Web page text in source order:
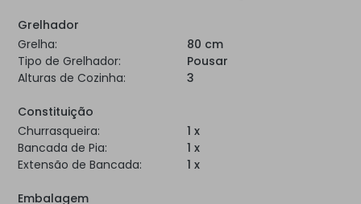
Grelhador
Grelha:
80 cm
Tipo de Grelhador:
Pousar
Alturas de Cozinha:
3
Constituição
Churrasqueira:
1 x
Bancada de Pia:
1 x
Extensão de Bancada:
1 x
Embalagem